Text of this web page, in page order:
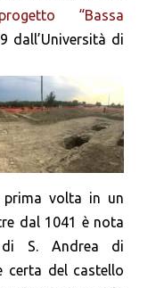
progetto “Bassa
dall’Università di
volta in un
dal 1041 è nota
di S. Andrea di
certa del castello